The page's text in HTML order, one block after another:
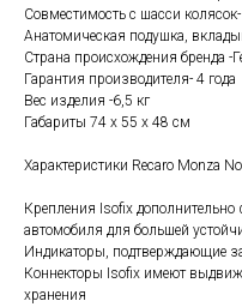
Совместимость с шасси
Анатомическая подушка,
Страна происхождения бренда -
Гарантия производителя- 4 года
Вес изделия -6,5 кг
Габариты 74 х 55 х 48 см
Характеристики Recaro Monza
Крепления Isofix дополнительно
автомобиля для большей
Индикаторы, подтверждающие
Коннекторы Isofix имеют
хранения